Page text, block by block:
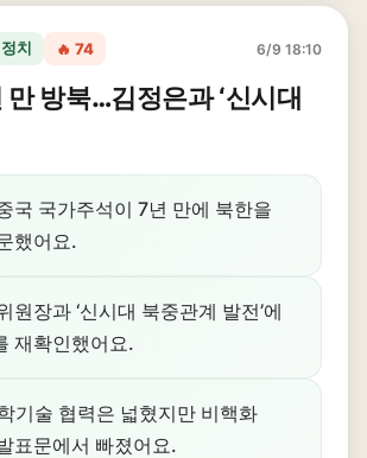
정치 🔥 74 6/9 18:10
방북…김정은과 ‘신시대
국 국가주석이 7년 만에 북한을
했어요.
원장과 ‘신시대 북중관계 발전’에
재확인했어요.
기술 협력은 넓혔지만 비핵화
표문에서 빠졌어요.